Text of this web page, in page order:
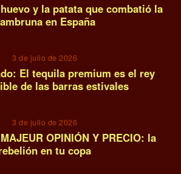
y la patata que combatió la
en España
3 de julio de 2026
El tequila premium es el rey
de las barras estivales
3 de julio de 2026
OPINIÓN Y PRECIO: la
en tu copa